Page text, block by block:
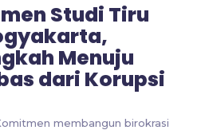
Studi Tiru
Menuju
dari Korupsi
membangun birokrasi